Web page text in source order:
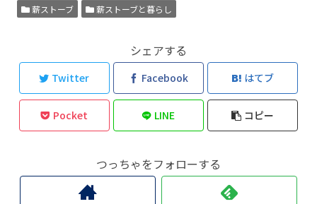
薪ストーブ 薪ストーブと暮らし
シェアする
Twitter Facebook はてブ
Pocket LINE コピー
つっちゃをフォローする